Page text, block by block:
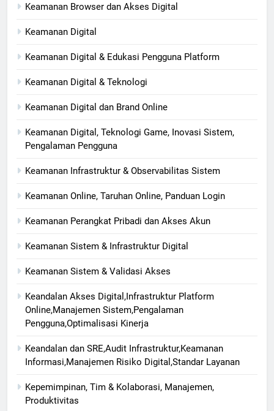
Keamanan Browser dan Akses Digital
Keamanan Digital
Keamanan Digital & Edukasi Pengguna Platform
Keamanan Digital & Teknologi
Keamanan Digital dan Brand Online
Keamanan Digital, Teknologi Game, Inovasi Sistem,
Pengalaman Pengguna
Keamanan Infrastruktur & Observabilitas Sistem
Keamanan Online, Taruhan Online, Panduan Login
Keamanan Perangkat Pribadi dan Akses Akun
Keamanan Sistem & Infrastruktur Digital
Keamanan Sistem & Validasi Akses
Keandalan Akses Digital,Infrastruktur Platform
Online,Manajemen Sistem,Pengalaman
Pengguna,Optimalisasi Kinerja
Keandalan dan SRE,Audit Infrastruktur,Keamanan
Informasi,Manajemen Risiko Digital,Standar Layanan
Kepemimpinan, Tim & Kolaborasi, Manajemen,
Produktivitas